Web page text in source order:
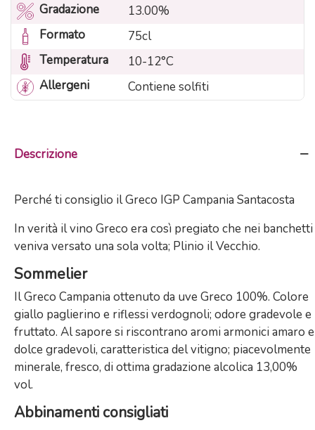
Gradazione
13.00%
Formato
75cl
Temperatura
10-12°C
Allergeni
Contiene solfiti
Descrizione
Perché ti consiglio il Greco IGP Campania Santacosta
In verità il vino Greco era così pregiato che nei banchetti
veniva versato una sola volta; Plinio il Vecchio.
Sommelier
Il Greco Campania ottenuto da uve Greco 100%. Colore
giallo paglierino e riflessi verdognoli; odore gradevole e
fruttato. Al sapore si riscontrano aromi armonici amaro e
dolce gradevoli, caratteristica del vitigno; piacevolmente
minerale, fresco, di ottima gradazione alcolica 13,00%
vol.
Abbinamenti consigliati